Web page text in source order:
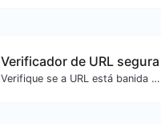
Verificador de URL segura
Verifique se a URL está banida e marcada como segura/insegura pelo Google.